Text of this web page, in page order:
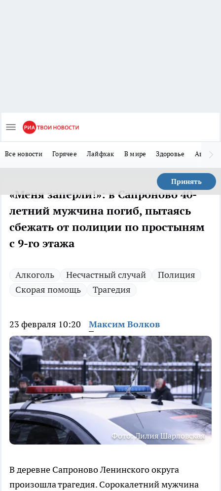
Все новости Горячее Лайфхак В мире Здоровье Авто
Принять
«Меня заперли!»: в Сапроново 40-
летний мужчина погиб, пытаясь
сбежать от полиции по простыням
с 9-го этажа
Алкоголь Несчастный случай
Полиция
Скорая помощь
Трагедия
23 февраля 10:20 Максим Волков
Фото: Лилия Шарловская
В деревне Сапроново Ленинского округа
произошла трагедия. Сорокалетний мужчина